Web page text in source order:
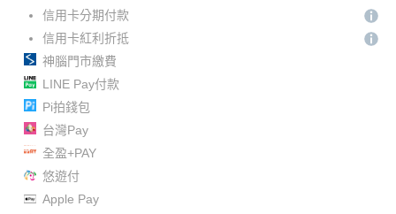
信用卡分期付款
信用卡紅利折抵
神腦門市繳費
LINE Pay付款
Pi拍錢包
台灣Pay
全盈+PAY
悠遊付
Apple Pay